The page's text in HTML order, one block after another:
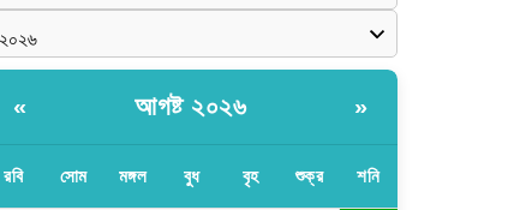
« আগষ্ট ২০২৬ »
রবি সোম মঙ্গল বুধ বৃহ শুক্র শনি